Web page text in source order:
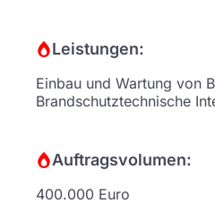
Leistungen:
Einbau und Wartung von
Brandschutztechnische
Auftragsvolumen:
400.000 Euro